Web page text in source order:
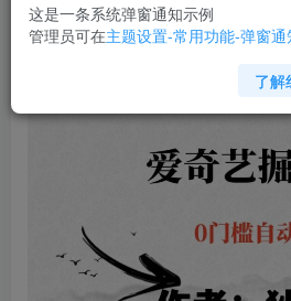
红利期项目爱奇艺掘金，详细教程
这是一条系统弹窗通知示例
管理员可在主题设置-常用功能-弹窗通
了解